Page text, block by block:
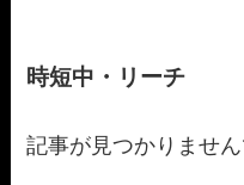
時短中・リーチ
記事が見つかりません